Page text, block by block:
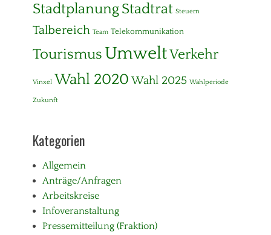
StadtplanungStadtrat Steuern
Talbereich Team Telekommunikation
TourismusUmweltVerkehr
Vinxel Wahl 2020 Wahl 2025 Wahlperiode
Zukunft
Kategorien
Allgemein
Anträge/Anfragen
Arbeitskreise
Infoveranstaltung
Pressemitteilung (Fraktion)